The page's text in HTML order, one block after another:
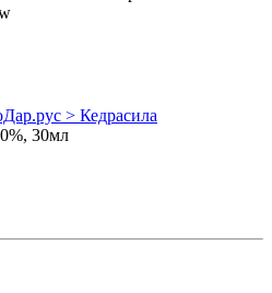
> Кедрасила
30мл